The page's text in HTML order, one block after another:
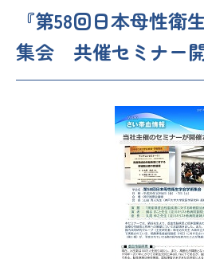
『第58回日本母性衛
集会 共催セミナー